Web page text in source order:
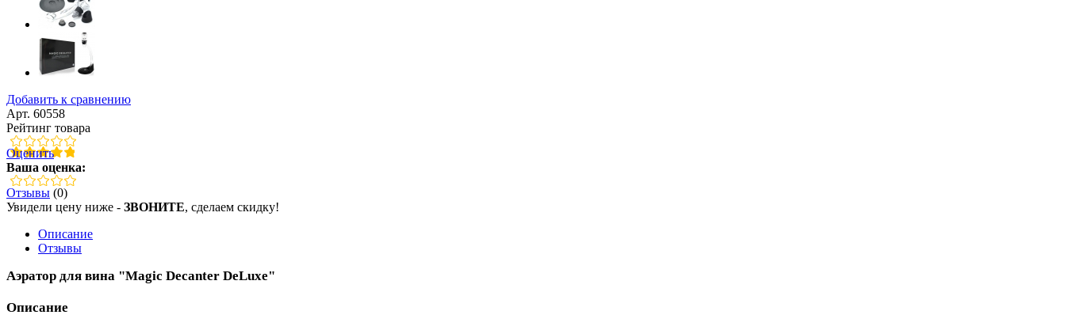
Добавить к сравнению
Арт. 60558
Рейтинг товара
Оценить
Ваша оценка:
Отзывы (0)
Увидели цену ниже - ЗВОНИТЕ, сделаем скидку!
Описание
Отзывы
Аэратор для вина "Magic Decanter DeLuxe"
Описание